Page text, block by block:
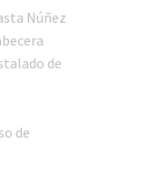
Núñez
de
de